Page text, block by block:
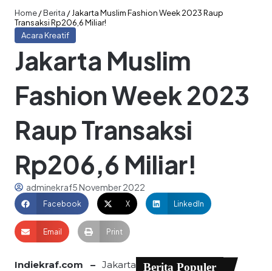
Home/Berita /Jakarta Muslim Fashion Week 2023 Raup
Transaksi Rp206,6 Miliar!
Acara Kreatif
Jakarta Muslim
Fashion Week 2023
Raup Transaksi
Rp206,6 Miliar!
adminekraf5 November 2022
Facebook X LinkedIn
Email Print
Indiekraf.com –Jakarta
Berita Populer